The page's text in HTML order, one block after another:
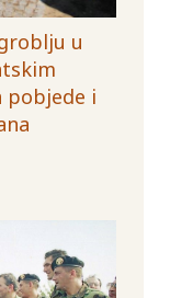
u
pobjede i